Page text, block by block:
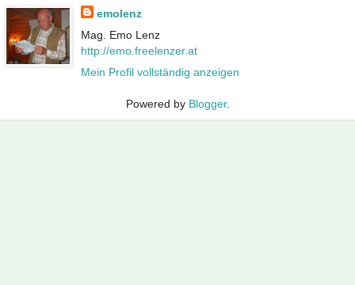
emolenz
Mag. Emo Lenz
http://emo.freelenzer.at
Mein Profil vollständig anzeigen
Powered by Blogger.